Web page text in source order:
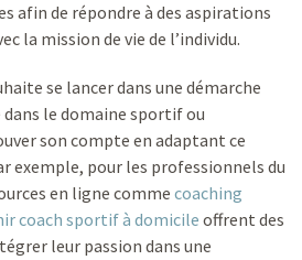
afin de répondre à des aspirations
la mission de vie de l’individu.
se lancer dans une démarche
le domaine sportif ou
son compte en adaptant ce
exemple, pour les professionnels du
en ligne comme coaching
coach sportif à domicile offrent des
leur passion dans une